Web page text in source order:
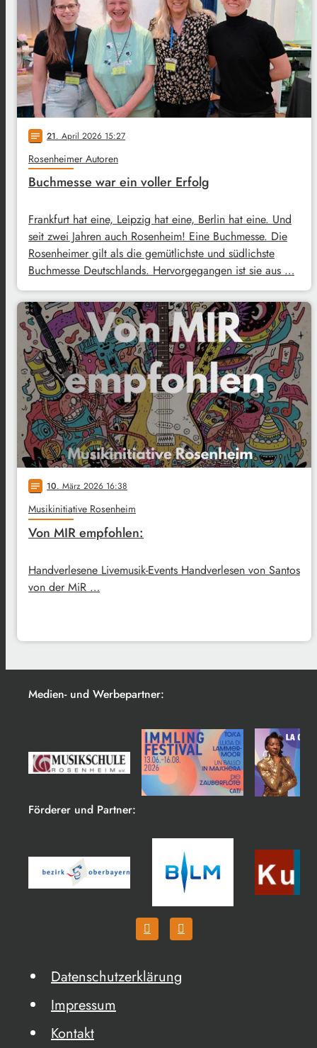
notes 21. April 2026 15:27
Rosenheimer Autoren
Buchmesse war ein voller Erfolg
Frankfurt hat eine, Leipzig hat eine, Berlin hat eine. Und
seit zwei Jahren auch Rosenheim! Eine Buchmesse. Die
Rosenheimer gilt als die gemütlichste und südlichste
Buchmesse Deutschlands. Hervorgegangen ist sie aus …
notes 10. März 2026 16:38
Musikinitiative Rosenheim
Von MIR empfohlen:
Handverlesene Livemusik-Events Handverlesen von Santos
von der MiR …
Medien- und Werbepartner:
Förderer und Partner:
Datenschutzerklärung
Impressum
Kontakt